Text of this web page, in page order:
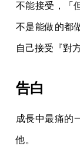
不能接受，「
不是能做的都
自己接受『對
告白
成長中最痛的
他。